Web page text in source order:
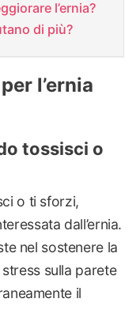
l’ernia?
di più?
l’ernia
tossisci o
o ti sforzi,
dall’ernia.
nel sostenere la
sulla parete
il